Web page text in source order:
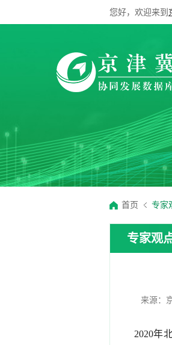
您好，欢迎来到
首页 专家
专家观
来源：
2020年